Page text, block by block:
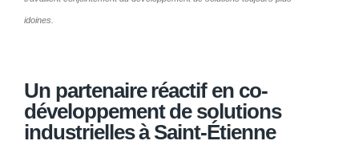
idoines.
Un partenaire réactif en co-
développement de solutions
industrielles à Saint-Étienne